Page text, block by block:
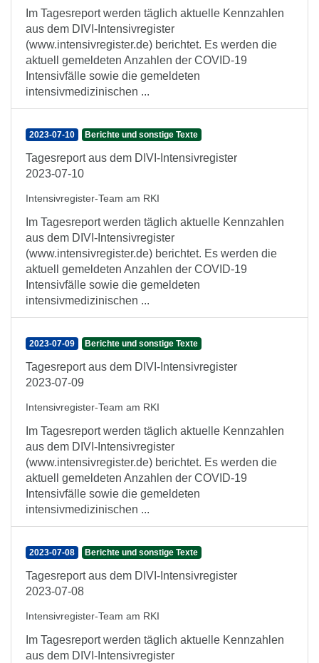
Im Tagesreport werden täglich aktuelle Kennzahlen
aus dem DIVI-Intensivregister
(www.intensivregister.de) berichtet. Es werden die
aktuell gemeldeten Anzahlen der COVID-19
Intensivfälle sowie die gemeldeten
intensivmedizinischen ...
2023-07-10 Berichte und sonstige Texte
Tagesreport aus dem DIVI-Intensivregister
2023-07-10
Intensivregister-Team am RKI
Im Tagesreport werden täglich aktuelle Kennzahlen
aus dem DIVI-Intensivregister
(www.intensivregister.de) berichtet. Es werden die
aktuell gemeldeten Anzahlen der COVID-19
Intensivfälle sowie die gemeldeten
intensivmedizinischen ...
2023-07-09 Berichte und sonstige Texte
Tagesreport aus dem DIVI-Intensivregister
2023-07-09
Intensivregister-Team am RKI
Im Tagesreport werden täglich aktuelle Kennzahlen
aus dem DIVI-Intensivregister
(www.intensivregister.de) berichtet. Es werden die
aktuell gemeldeten Anzahlen der COVID-19
Intensivfälle sowie die gemeldeten
intensivmedizinischen ...
2023-07-08 Berichte und sonstige Texte
Tagesreport aus dem DIVI-Intensivregister
2023-07-08
Intensivregister-Team am RKI
Im Tagesreport werden täglich aktuelle Kennzahlen
aus dem DIVI-Intensivregister